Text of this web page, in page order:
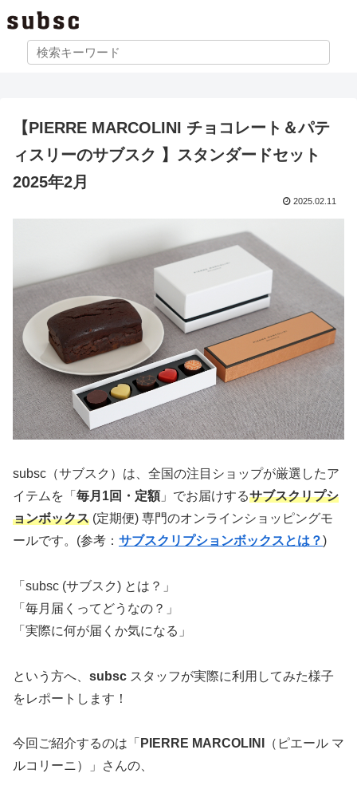
【PIERRE MARCOLINI チョコレート＆パテ
ィスリーのサブスク 】スタンダードセット
2025年2月
2025.02.11
subsc（サブスク）は、全国の注目ショップが厳選したア
イテムを「 毎月1回・定額」でお届けするサブスクリプシ
ョンボックス (定期便) 専門のオンラインショッピングモ
ールです。(参考： サブスクリプションボックスとは？)
「subsc (サブスク) とは？」
「毎月届くってどうなの？」
「実際に何が届くか気になる」
という方へ、 subsc スタッフが実際に利用してみた様子
をレポートします！
今回ご紹介するのは「 PIERRE MARCOLINI
（ピエール マ
ルコリーニ）」さんの、